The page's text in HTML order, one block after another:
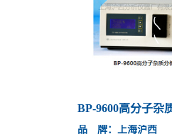
BP-9600高分子杂
品 牌：上海沪西